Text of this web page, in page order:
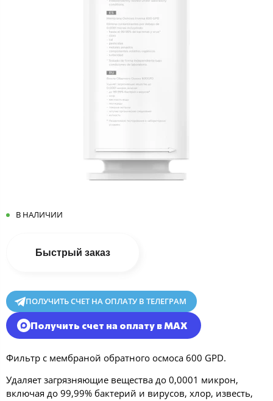
В НАЛИЧИИ
Быстрый заказ
ПОЛУЧИТЬ СЧЕТ НА ОПЛАТУ В ТЕЛЕГРАМ
Получить счет на оплату в MAX
Фильтр с мембраной обратного осмоса 600 GPD.
Удаляет загрязняющие вещества до 0,0001 микрон,
включая до 99,99% бактерий и вирусов, хлор, известь,